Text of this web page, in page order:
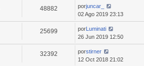
48882 porjuncar_
02 Ago 2019 23:13
25699 porLuminati
26 Jun 2019 12:50
32392 porstirner
12 Oct 2018 21:02